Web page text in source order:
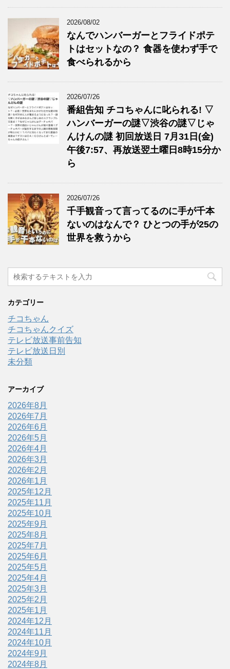
2026/08/02
なんでハンバーガーとフライドポテ
トはセットなの？ 食器を使わず手で
食べられるから
2026/07/26
番組告知 チコちゃんに叱られる! ▽
ハンバーガーの謎▽渋谷の謎▽じゃ
んけんの謎 初回放送日 7月31日(金)
午後7:57、再放送翌土曜日8時15分か
ら
2026/07/26
千手観音って言ってるのに手が千本
ないのはなんで？ ひとつの手が25の
世界を救うから
カテゴリー
チコちゃん
チコちゃんクイズ
テレビ放送事前告知
テレビ放送日別
未分類
アーカイブ
2026年8月
2026年7月
2026年6月
2026年5月
2026年4月
2026年3月
2026年2月
2026年1月
2025年12月
2025年11月
2025年10月
2025年9月
2025年8月
2025年7月
2025年6月
2025年5月
2025年4月
2025年3月
2025年2月
2025年1月
2024年12月
2024年11月
2024年10月
2024年9月
2024年8月